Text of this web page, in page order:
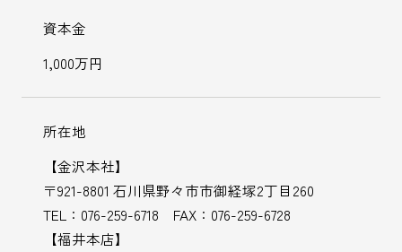
資本金
1,000万円
所在地
【金沢本社】
〒921-8801 石川県野々市市御経塚2丁目260
TEL：076-259-6718 FAX：076-259-6728
【福井本店】